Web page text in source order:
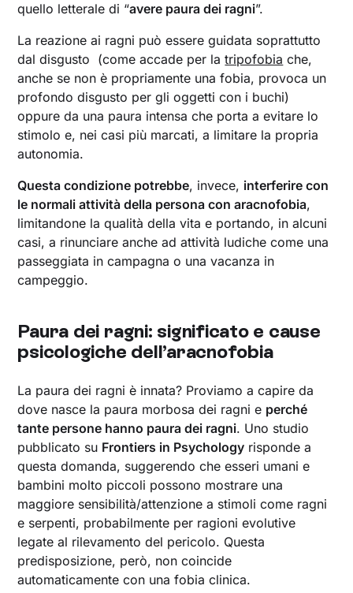
quello letterale di “avere paura dei ragni”.
La reazione ai ragni può essere guidata soprattutto
dal disgusto (come accade per latripofobia che,
anche se non è propriamente una fobia, provoca un
profondo disgusto per gli oggetti con i buchi)
oppure da una paura intensa che porta a evitare lo
stimolo e, nei casi più marcati, a limitare la propria
autonomia.
Questa condizione potrebbe, invece, interferire con
le normali attività della persona con aracnofobia,
limitandone la qualità della vita e portando, in alcuni
casi, a rinunciare anche ad attività ludiche come una
passeggiata in campagna o una vacanza in
campeggio.
Paura dei ragni: significato e cause
psicologiche dell’aracnofobia
La paura dei ragni è innata? Proviamo a capire da
dove nasce la paura morbosa dei ragni e perché
tante persone hanno paura dei ragni. Uno studio
pubblicato su Frontiers in Psychology risponde a
questa domanda, suggerendo che esseri umani e
bambini molto piccoli possono mostrare una
maggiore sensibilità/attenzione a stimoli come ragni
e serpenti, probabilmente per ragioni evolutive
legate al rilevamento del pericolo. Questa
predisposizione, però, non coincide
automaticamente con una fobia clinica.